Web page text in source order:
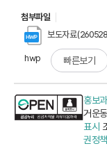
첨부파일
보도자료
hwp 빠른보기
홍보
거운
표시
권정